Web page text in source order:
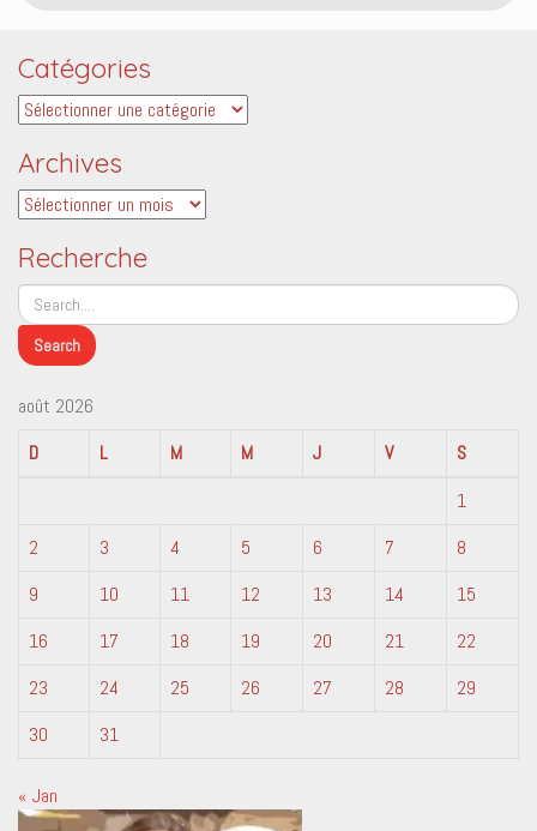
Catégories
Catégories
Archives
Archives
Recherche
août 2026
D
L M M J V
S
1
2
3 4 5 6 7
8
9
10 11 12 13 14
15
16
17 18 19 20 21
22
23
24 25 26 27 28
29
30
31
« Jan